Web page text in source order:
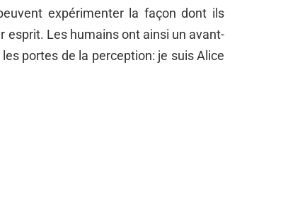
expérimenter la façon dont ils
esprit. Les humains ont ainsi un avant-
portes de la perception: je suis Alice